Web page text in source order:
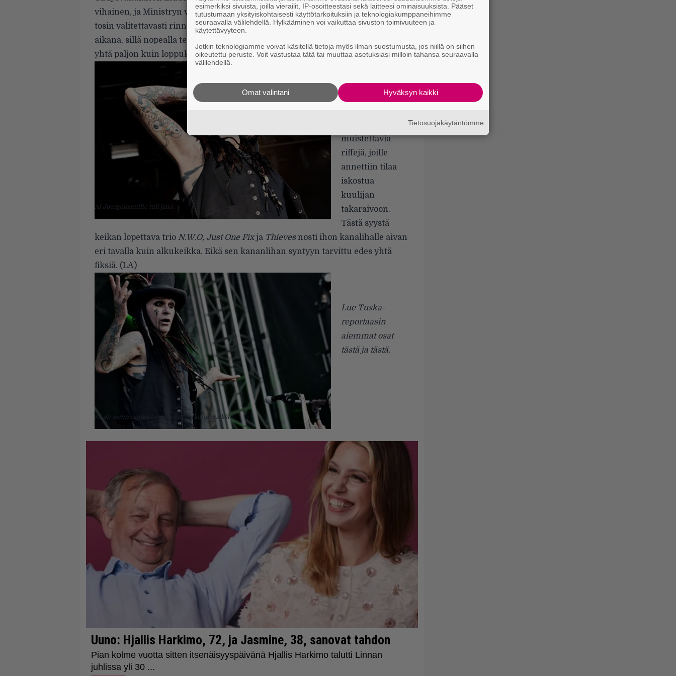
vihainen, ja Ministryn viime aikojen levyt ovat olleet vimmaisia. Vimmaisuus ei
tosin valitettavasti rinnastunut hyvyyteen ainakaan ensimmäisen tunnin
aikana, sillä nopealla tempolla runnottu alkukeikka ei säväyttänyt läheskään
yhtä paljon kuin loppukeikan hitit.
Al Jourgensenille tuli jano.
Niissä hiteissä
muistettavia
riffejä, joille
annettiin tilaa
iskostua
kuulijan
takaraivoon.
Tästä syystä
keikan lopettava trio N.W.O, Just One Fixja Thievesnosti ihon kanalihalle aivan
eri tavalla kuin alkukeikka. Eikä sen kananlihan syntyyn tarvittu edes yhtä
fiksiä. (LA)
Se oli semmoinen Tuska, ensi vuonna uusiksi.
Lue Tuska-
reportaasin
aiemmat osat
tästäja tästä.
esimerkiksi sivuista, joilla vierailit, IP-osoitteestasi sekä laitteesi ominaisuuksista. Pääset
tutustumaan yksityiskohtaisesti käyttötarkoituksiin ja teknologiakumppaneihimme
seuraavalla välilehdellä. Hylkääminen voi vaikuttaa sivuston toimivuuteen ja
käytettävyyteen.
Jotkin teknologiamme voivat käsitellä tietoja myös ilman suostumusta, jos niillä on siihen
oikeutettu peruste. Voit vastustaa tätä tai muuttaa asetuksiasi milloin tahansa seuraavalla
välilehdellä.
Hyväksyn kaikki
Omat valintani
Tietosuojakäytäntömme